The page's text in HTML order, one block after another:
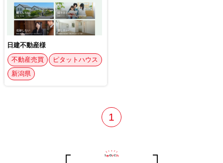
日建不動産様
不動産売買
ピタットハウス
新潟県
1